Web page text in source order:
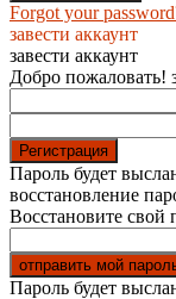
Forgot your
завести аккаунт
завести аккаунт
Добро пожаловать!
Пароль будет
восстановление
Восстановите свой
Пароль будет